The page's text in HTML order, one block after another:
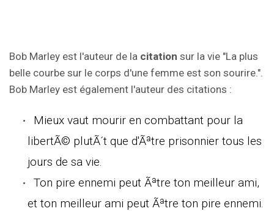
Bob Marley est l'auteur de la citation sur la vie "La plus
belle courbe sur le corps d'une femme est son sourire.".
Bob Marley est également l'auteur des citations :
Mieux vaut mourir en combattant pour la
libertÃ© plutÃ´t que d'Ãªtre prisonnier tous les
jours de sa vie.
Ton pire ennemi peut Ãªtre ton meilleur ami,
et ton meilleur ami peut Ãªtre ton pire ennemi.